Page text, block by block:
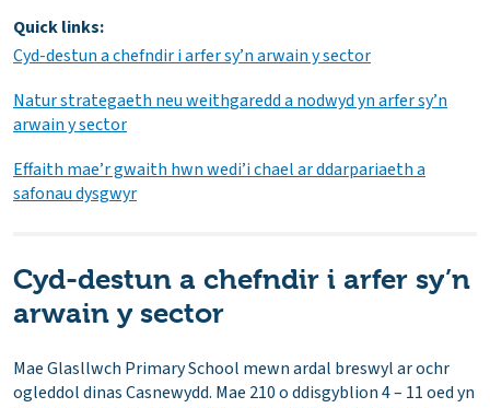
Quick links:
Cyd-destun a chefndir i arfer sy’n arwain y sector
Natur strategaeth neu weithgaredd a nodwyd yn arfer sy’n
arwain y sector
Effaith mae’r gwaith hwn wedi’i chael ar ddarpariaeth a
safonau dysgwyr
Cyd-destun a chefndir i arfer sy’n
arwain y sector
Mae Glasllwch Primary School mewn ardal breswyl ar ochr
ogleddol dinas Casnewydd. Mae 210 o ddisgyblion 4 – 11 oed yn